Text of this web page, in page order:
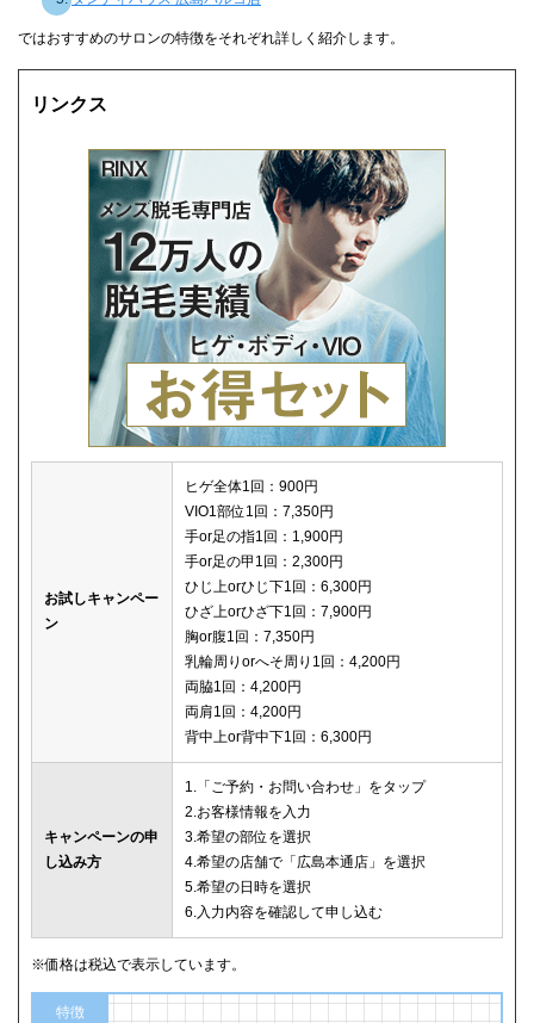
ではおすすめのサロンの特徴をそれぞれ詳しく紹介します。
リンクス
お試しキャンペー
ン
ヒゲ全体1回：900円
VIO1部位1回：7,350円
手or足の指1回：1,900円
手or足の甲1回：2,300円
ひじ上orひじ下1回：6,300円
ひざ上orひざ下1回：7,900円
胸or腹1回：7,350円
乳輪周りorへそ周り1回：4,200円
両脇1回：4,200円
両肩1回：4,200円
背中上or背中下1回：6,300円
キャンペーンの申
し込み方
1.「ご予約・お問い合わせ」をタップ
2.お客様情報を入力
3.希望の部位を選択
4.希望の店舗で「広島本通店」を選択
5.希望の日時を選択
6.入力内容を確認して申し込む
※価格は税込で表示しています。
特徴